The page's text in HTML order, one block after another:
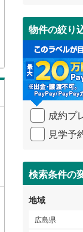
受
け
取
る
・
条
件
を
イ
ペ
ジ
に
保
存
す
る
物件の絞り
成約プ
見学予
検索条件の
地域
広島県
南道路（1）